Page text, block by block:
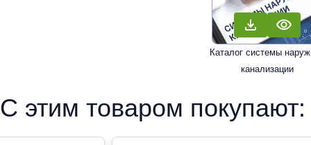
Каталог системы
канализации
С этим товаром покупают: